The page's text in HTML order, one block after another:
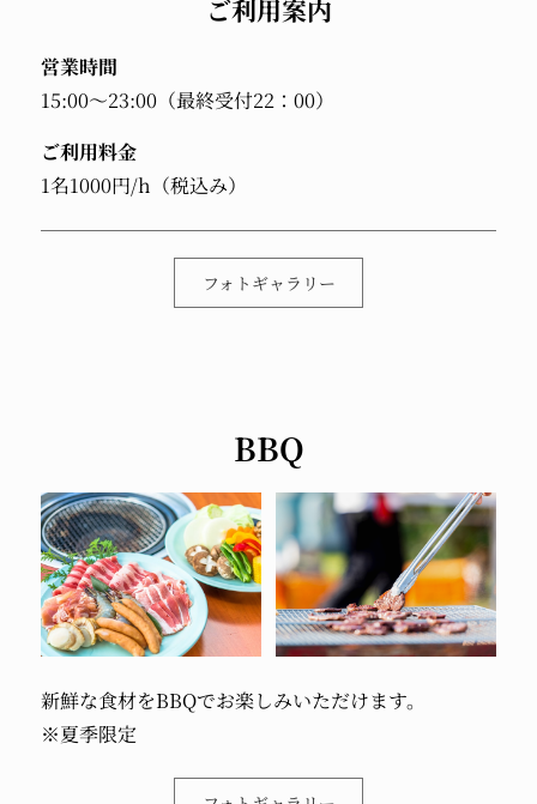
ご利用案内
営業時間
15:00～23:00（最終受付22：00）
ご利用料金
1名1000円/h（税込み）
フォトギャラリー
BBQ
新鮮な食材をBBQでお楽しみいただけます。
※夏季限定